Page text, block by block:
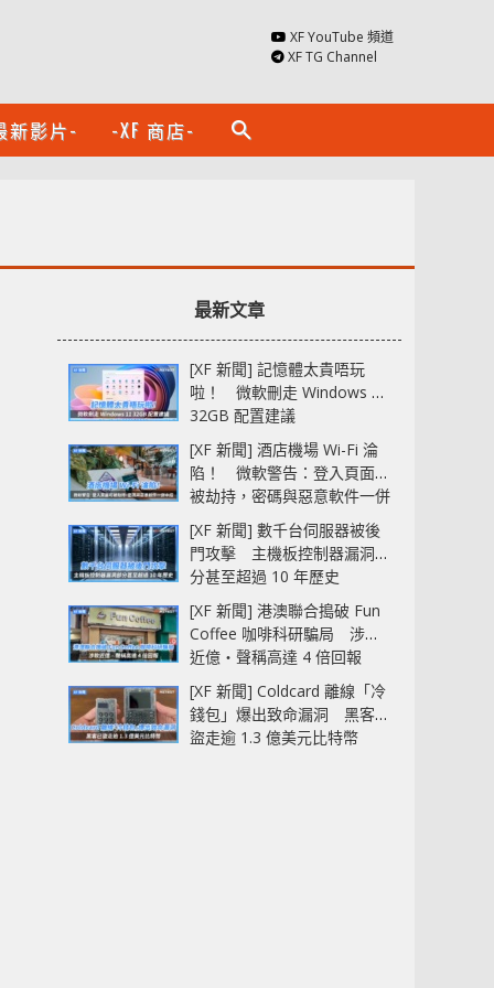
XF YouTube 頻道
XF TG Channel
新影片- -XF 商店- search
最新文章
[XF 新聞] 記憶體太貴唔玩
啦！ 微軟刪走 Windows 11
32GB 配置建議
[XF 新聞] 酒店機場 Wi-Fi 淪
陷！ 微軟警告：登入頁面可
被劫持，密碼與惡意軟件一併
中招
[XF 新聞] 數千台伺服器被後
門攻擊 主機板控制器漏洞部
分甚至超過 10 年歷史
[XF 新聞] 港澳聯合搗破 Fun
Coffee 咖啡科研騙局 涉款
近億‧聲稱高達 4 倍回報
[XF 新聞] Coldcard 離線「冷
錢包」爆出致命漏洞 黑客已
盜走逾 1.3 億美元比特幣